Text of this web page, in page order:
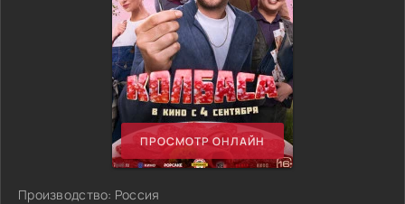
ПРОСМОТР ОНЛАЙН
Производство: Россия